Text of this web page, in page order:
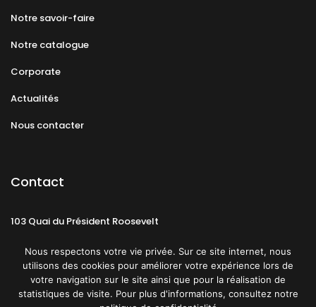
Notre savoir-faire
Notre catalogue
Corporate
Actualités
Nous contacter
Contact
103 Quai du Président Roosevelt
Nous respectons votre vie privée. Sur ce site internet, nous
utilisons des cookies pour améliorer votre expérience lors de
votre navigation sur le site ainsi que pour la réalisation de
statistiques de visite. Pour plus d'informations, consultez notre